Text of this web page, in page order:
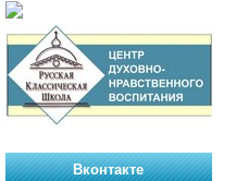
Вконтакте